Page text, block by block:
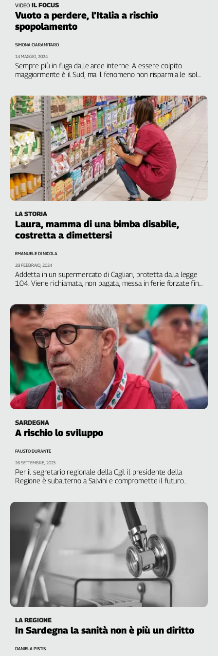
VIDEO IL FOCUS
Vuoto a perdere, l’Italia a rischio
spopolamento
Sempre più in fuga dalle aree interne. A essere colpito
maggiormente è il Sud, ma il fenomeno non risparmia le isole
SIMONA CIARAMITARO
14 MAGGIO, 2024
LA STORIA
Laura, mamma di una bimba disabile,
costretta a dimettersi
Addetta in un supermercato di Cagliari, protetta dalla legge
104. Viene richiamata, non pagata, messa in ferie forzate fino
EMANUELE DI NICOLA
28 FEBBRAIO, 2024
SARDEGNA
A rischio lo sviluppo
Per il segretario regionale della Cgil il presidente della
Regione è subalterno a Salvini e compromette il futuro
FAUSTO DURANTE
26 SETTEMBRE, 2023
LA REGIONE
In Sardegna la sanità non è più un diritto
DANIELA PISTIS